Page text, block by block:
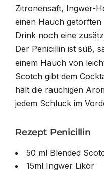
Zitronensaft, Ingwer-
einen Hauch
Drink noch eine
Der Penicillin ist süß,
einem Hauch von
Scotch gibt dem
hält die rauchigen
jedem Schluck im
Rezept Penicillin
50 ml Blended
15ml Ingwer Likör